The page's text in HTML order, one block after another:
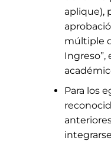
aplique),
múltiple
Ingreso”,
Para los